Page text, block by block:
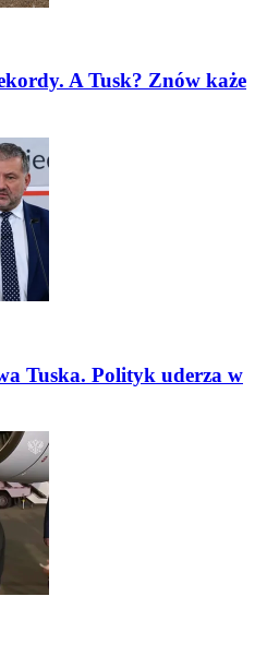
A Tusk? Znów każe
Tuska. Polityk uderza w